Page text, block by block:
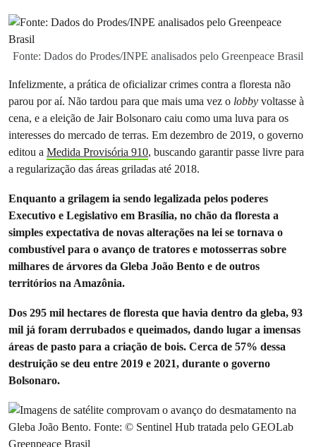
Fonte: Dados do Prodes/INPE analisados pelo Greenpeace Brasil
Infelizmente, a prática de oficializar crimes contra a floresta não
parou por aí. Não tardou para que mais uma vez o lobby voltasse à
cena, e a eleição de Jair Bolsonaro caiu como uma luva para os
interesses do mercado de terras. Em dezembro de 2019, o governo
editou a Medida Provisória 910, buscando garantir passe livre para
a regularização das áreas griladas até 2018.
Enquanto a grilagem ia sendo legalizada pelos poderes
Executivo e Legislativo em Brasília, no chão da floresta a
simples expectativa de novas alterações na lei se tornava o
combustível para o avanço de tratores e motosserras sobre
milhares de árvores da Gleba João Bento e de outros
territórios na Amazônia.
Dos 295 mil hectares de floresta que havia dentro da gleba, 93
mil já foram derrubados e queimados, dando lugar a imensas
áreas de pasto para a criação de bois. Cerca de 57% dessa
destruição se deu entre 2019 e 2021, durante o governo
Bolsonaro.